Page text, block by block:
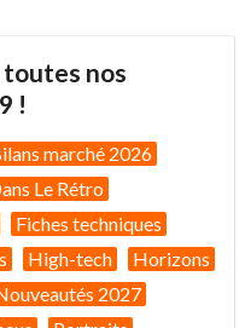
toutes nos
!
marché 2026
Le Rétro
Fiches techniques
High-tech
Horizons
2027